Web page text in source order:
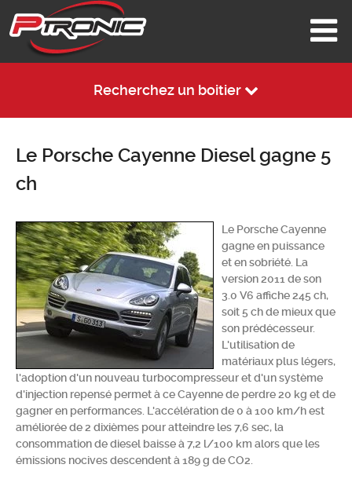
Recherchez un boitier
Chercher
Le Porsche Cayenne Diesel gagne 5
ch
Le Porsche Cayenne
gagne en puissance
et en sobriété. La
version 2011 de son
3.0 V6 affiche 245 ch,
soit 5 ch de mieux que
son prédécesseur.
L'utilisation de
matériaux plus légers,
l'adoption d'un nouveau turbocompresseur et d'un système
d'injection repensé permet à ce Cayenne de perdre 20 kg et de
gagner en performances. L'accélération de 0 à 100 km/h est
améliorée de 2 dixièmes pour atteindre les 7,6 sec, la
consommation de diesel baisse à 7,2 l/100 km alors que les
émissions nocives descendent à 189 g de CO2.